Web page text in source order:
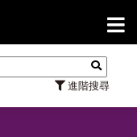
進階搜尋
【